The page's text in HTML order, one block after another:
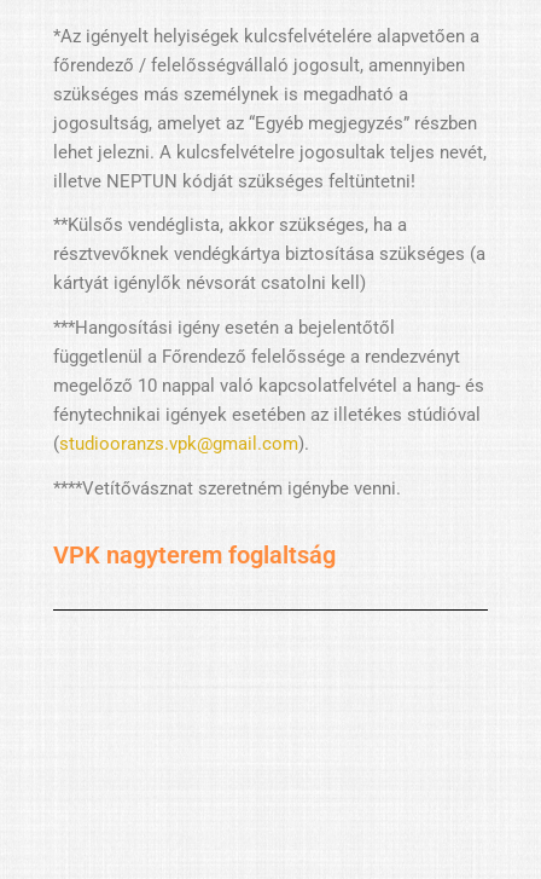
*Az igényelt helyiségek kulcsfelvételére alapvetően a
főrendező / felelősségvállaló jogosult, amennyiben
szükséges más személynek is megadható a
jogosultság, amelyet az “Egyéb megjegyzés” részben
lehet jelezni. A kulcsfelvételre jogosultak teljes nevét,
illetve NEPTUN kódját szükséges feltüntetni!
**Külsős vendéglista, akkor szükséges, ha a
résztvevőknek vendégkártya biztosítása szükséges (a
kártyát igénylők névsorát csatolni kell)
***Hangosítási igény esetén a bejelentőtől
függetlenül a Főrendező felelőssége a rendezvényt
megelőző 10 nappal való kapcsolatfelvétel a hang- és
fénytechnikai igények esetében az illetékes stúdióval
(studiooranzs.vpk@gmail.com).
****Vetítővásznat szeretném igénybe venni.
VPK nagyterem foglaltság